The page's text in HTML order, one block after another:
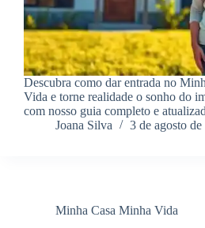
Descubra como dar entrada no
Vida e torne realidade o sonho do
com nosso guia completo e
Joana Silva
3 de agosto
Minha Casa Minha Vida